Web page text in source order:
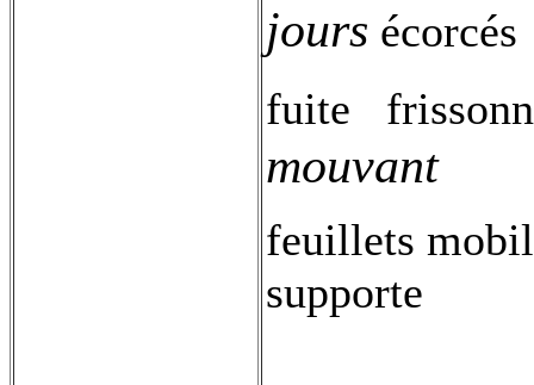
jours écorcés
fuite
mouvant
feuillets
supporte